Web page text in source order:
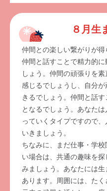
８月生
仲間との楽しい繋がりが得
仲間と話すことで精力的
しょう。仲間の頑張りを
感じるでしょうし、自分
きるでしょう。仲間と話
となるでしょう。あなた
っていくタイプですので
いきましょう。
ちなみに、まだ仕事・学
い場合は、共通の趣味を
みましょう。あなたには
あります。周囲には、た